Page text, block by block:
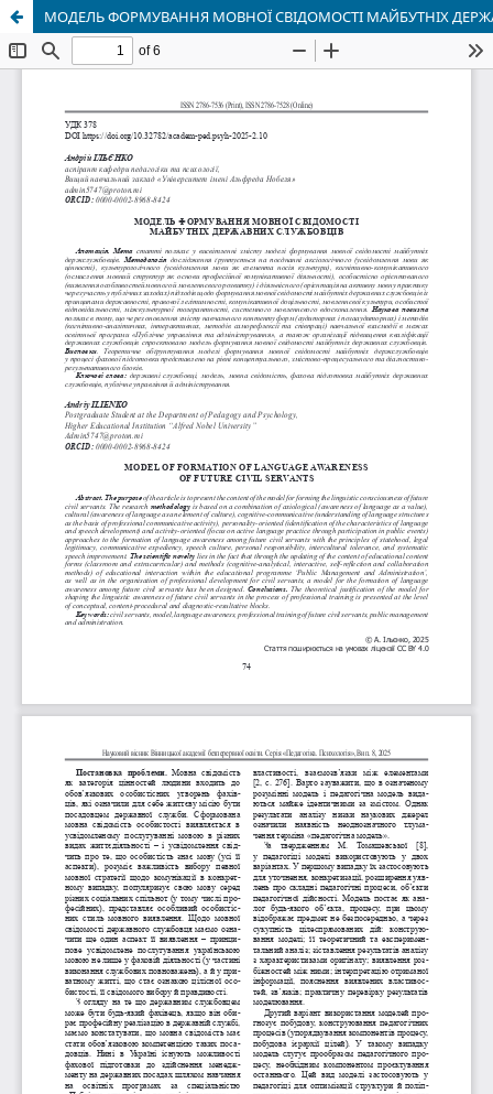
МОДЕЛЬ ФОРМУВАННЯ МОВНОЇ СВІДОМОСТІ МАЙБУТНІХ